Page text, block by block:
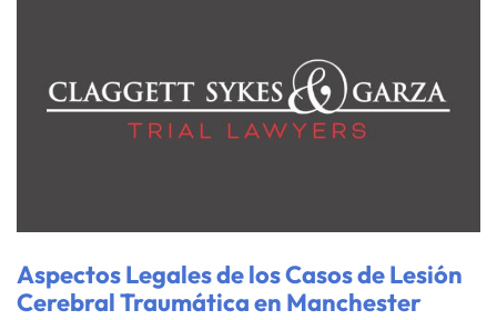
Aspectos Legales de los Casos de Lesión
Cerebral Traumática en Manchester